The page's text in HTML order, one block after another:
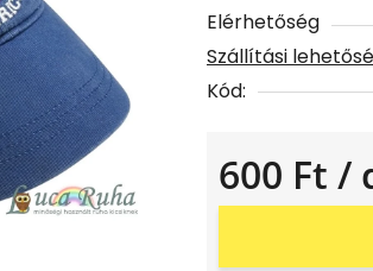
Elérhetőség
Szállítási
Kód:
600 Ft /
Egységár: